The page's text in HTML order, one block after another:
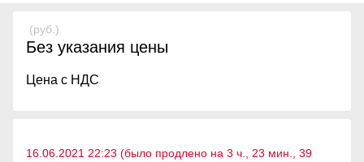
(руб.)
Без указания цены
Цена с НДС
16.06.2021 22:23 (было продлено на 3 ч., 23 мин., 39